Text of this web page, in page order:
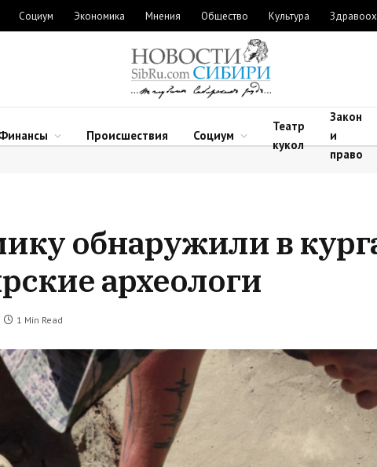
Социум Экономика Мнения Общество Культура
Происшествия Социум
Театр
кукол
Закон
и
право
обнаружили в
археологи
1 Min Read